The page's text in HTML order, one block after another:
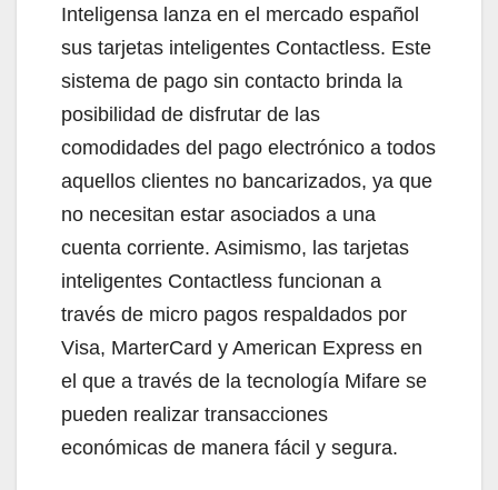
Inteligensa lanza en el mercado español
sus tarjetas inteligentes Contactless. Este
sistema de pago sin contacto brinda la
posibilidad de disfrutar de las
comodidades del pago electrónico a todos
aquellos clientes no bancarizados, ya que
no necesitan estar asociados a una
cuenta corriente. Asimismo, las tarjetas
inteligentes Contactless funcionan a
través de micro pagos respaldados por
Visa, MarterCard y American Express en
el que a través de la tecnología Mifare se
pueden realizar transacciones
económicas de manera fácil y segura.